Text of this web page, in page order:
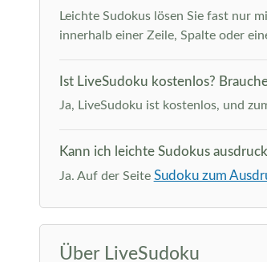
Leichte Sudokus lösen Sie fast nur
innerhalb einer Zeile, Spalte oder
Ist LiveSudoku kostenlos?
Ja, LiveSudoku ist kostenlos, und
Kann ich leichte Sudokus
Ja. Auf der Seite Sudoku zum
Über LiveSudoku